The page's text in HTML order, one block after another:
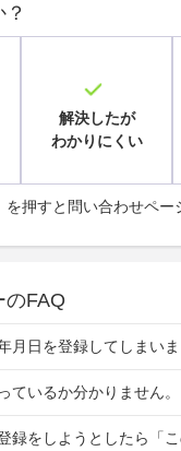
解決したが
わかりにくい
を押すと問い合わせペー
のFAQ
月日を登録してしまいま
ているか分かりません。
録をしようとしたら「